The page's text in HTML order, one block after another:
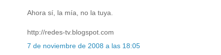
Ahora sí, la mía, no la tuya.
http://redes-tv.blogspot.com
7 de noviembre de 2008 a las 18:05